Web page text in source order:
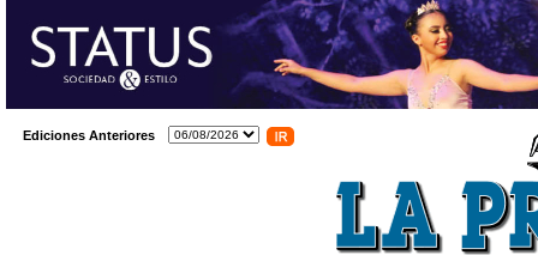
Ediciones Anteriores